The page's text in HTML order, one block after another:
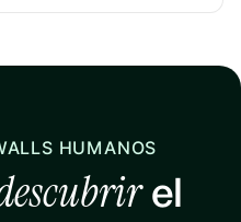
HUMANOS
el